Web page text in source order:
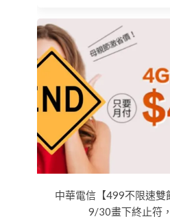
中華電信【499不限速雙
9/30畫下終止符